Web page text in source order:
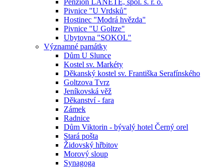
Penzion LANETE, spol. s. r. o.
Pivnice "U Vrdsků"
Hostinec "Modrá hvězda"
Pivnice "U Goltze"
Ubytovna "SOKOL"
Významné památky
Dům U Slunce
Kostel sv. Markéty
Děkanský kostel sv. Františka Serafínského
Goltzova Tvrz
Jeníkovská věž
Děkanství - fara
Zámek
Radnice
Dům Viktorin - bývalý hotel Černý orel
Stará pošta
Židovský hřbitov
Morový sloup
Synagoga